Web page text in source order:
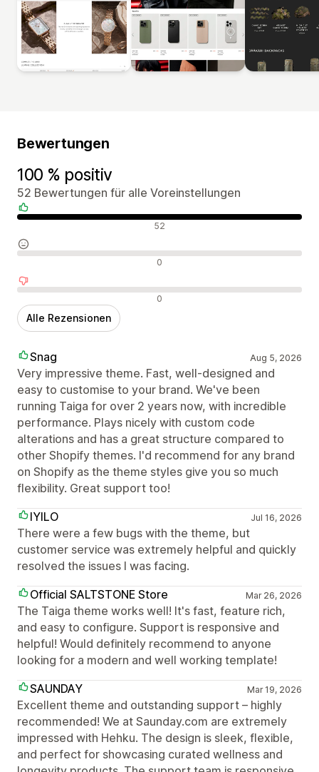
Bewertungen
100 % positiv
52 Bewertungen für alle Voreinstellungen
Positive Bewertungen 52
Neutrale Bewertungen 0
Negative Bewertungen 0
Alle Rezensionen
Snag Aug 5, 2026
Very impressive theme. Fast, well-designed and
easy to customise to your brand. We've been
running Taiga for over 2 years now, with incredible
performance. Plays nicely with custom code
alterations and has a great structure compared to
other Shopify themes. I'd recommend for any brand
on Shopify as the theme styles give you so much
flexibility. Great support too!
IYILO
Jul 16, 2026
There were a few bugs with the theme, but
customer service was extremely helpful and quickly
resolved the issues I was facing.
Official SALTSTONE Store
Mar 26, 2026
The Taiga theme works well! It's fast, feature rich,
and easy to configure. Support is responsive and
helpful! Would definitely recommend to anyone
looking for a modern and well working template!
SAUNDAY
Mar 19, 2026
Excellent theme and outstanding support – highly
recommended! We at Saunday.com are extremely
impressed with Hehku. The design is sleek, flexible,
and perfect for showcasing curated wellness and